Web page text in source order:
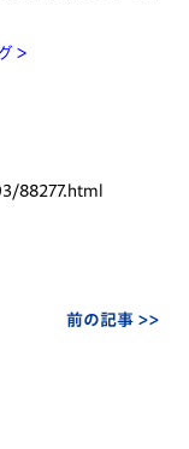
＞
88277.html
前の記事 >>